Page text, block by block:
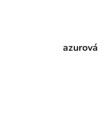
azurová